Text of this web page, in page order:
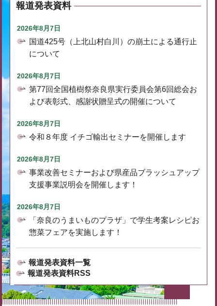
報道発表資料
2026年8月7日
国道425号（上北山村白川）の崩土による通行止
について
2026年8月7日
第77回全国植樹祭奈良県実行委員会第6回総会お
よび表彰式、感謝状贈呈式の開催について
2026年8月7日
令和８年度 イチゴ輸出セミナーを開催します
2026年8月7日
事業改善セミナーおよび県産品ブラッシュアップ
支援事業説明会を開催します！
2026年8月7日
「奈良のうまいものプラザ」で学生考案レシピお
惣菜フェアを実施します！
報道発表資料一覧
報道発表資料RSS